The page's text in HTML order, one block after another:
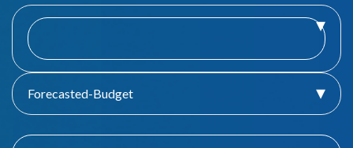
Forecasted-Budget